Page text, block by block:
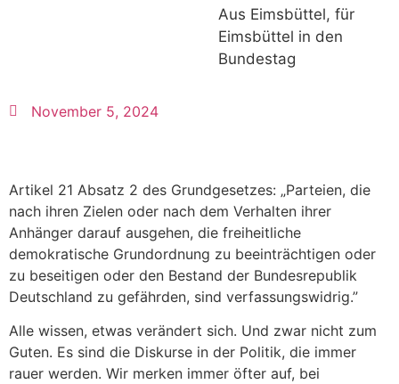
Aus Eimsbüttel, für
Eimsbüttel in den
Bundestag
November 5, 2024
Artikel 21 Absatz 2 des Grundgesetzes: „Parteien, die
nach ihren Zielen oder nach dem Verhalten ihrer
Anhänger darauf ausgehen, die freiheitliche
demokratische Grundordnung zu beeinträchtigen oder
zu beseitigen oder den Bestand der Bundesrepublik
Deutschland zu gefährden, sind verfassungswidrig.”
Alle wissen, etwas verändert sich. Und zwar nicht zum
Guten. Es sind die Diskurse in der Politik, die immer
rauer werden. Wir merken immer öfter auf, bei